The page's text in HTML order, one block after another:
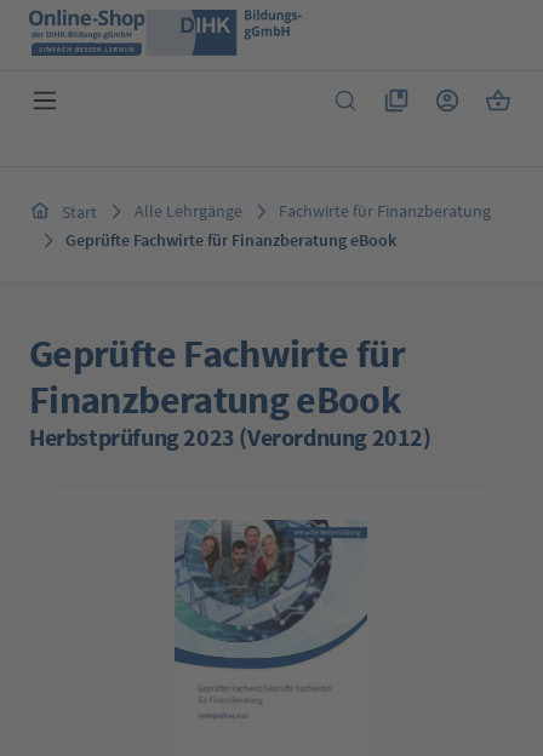
Zum Hauptinhalt springen
Du hast 0 Produkte
Start Alle Lehrgänge
Fachwirte für Finanzberatung
Geprüfte Fachwirte für Finanzberatung eBook
Geprüfte Fachwirte für
Finanzberatung eBook
Herbstprüfung 2023 (Verordnung 2012)